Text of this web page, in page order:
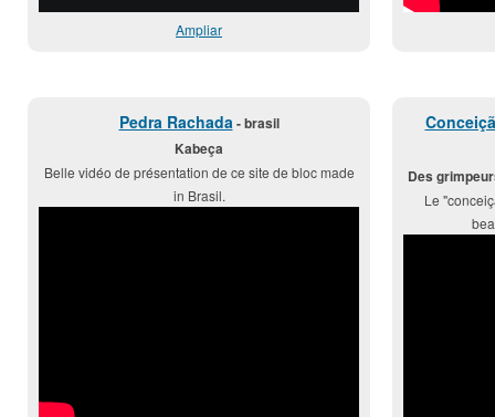
Ampliar
Pedra Rachada- brasil
Kabeça
Belle vidéo de présentation de ce site de bloc made
in Brasil.
Des
Le